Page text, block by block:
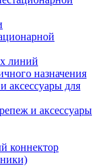
линий
назначения
аксессуары для
и аксессуары
коннектор